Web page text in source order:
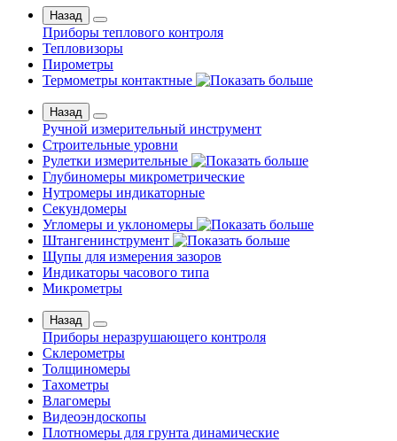
Назад
Приборы теплового контроля
Тепловизоры
Пирометры
Термометры контактные
Назад
Ручной измерительный инструмент
Строительные уровни
Рулетки измерительные
Глубиномеры микрометрические
Нутромеры индикаторные
Секундомеры
Угломеры и уклономеры
Штангенинструмент
Щупы для измерения зазоров
Индикаторы часового типа
Микрометры
Назад
Приборы неразрушающего контроля
Склерометры
Толщиномеры
Тахометры
Влагомеры
Видеоэндоскопы
Плотномеры для грунта динамические